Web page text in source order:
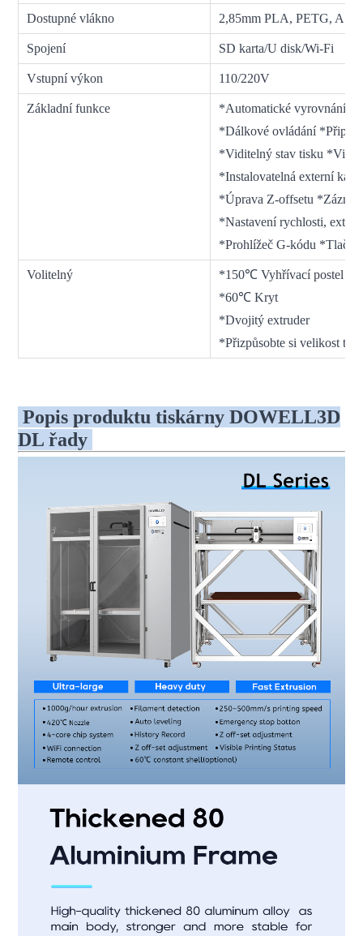
Dostupné vlákno 2,85mm PLA, PETG,
Spojení SD karta/U disk/Wi-Fi
Vstupní výkon 110/220V
Základní funkce
*Automatické vyrovnání
*Dálkové ovládání
*Viditelný stav tisku
*Instalovatelná externí
*Úprava Z-offsetu
*Nastavení rychlosti,
*Prohlížeč G-kódu
Volitelný
*150℃ Vyhřívací postel
*60℃ Kryt
*Dvojitý extruder
*Přizpůsobte si velikost
Popis produktu tiskárny DOWELL3D
DL řady